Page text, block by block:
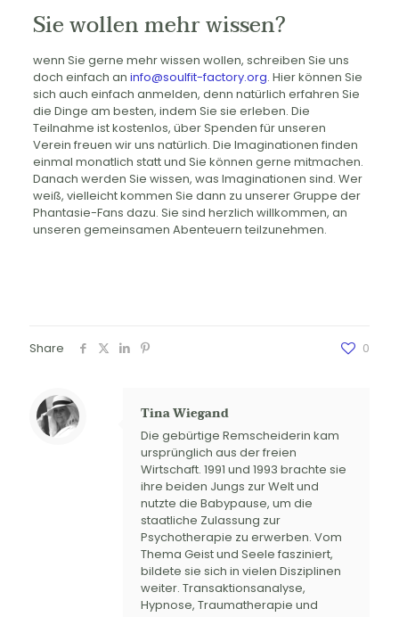
Sie wollen mehr wissen?
wenn Sie gerne mehr wissen wollen, schreiben Sie uns
doch einfach an info@soulfit-factory.org. Hier können Sie
sich auch einfach anmelden, denn natürlich erfahren Sie
die Dinge am besten, indem Sie sie erleben. Die
Teilnahme ist kostenlos, über Spenden für unseren
Verein freuen wir uns natürlich. Die Imaginationen finden
einmal monatlich statt und Sie können gerne mitmachen.
Danach werden Sie wissen, was Imaginationen sind. Wer
weiß, vielleicht kommen Sie dann zu unserer Gruppe der
Phantasie-Fans dazu. Sie sind herzlich willkommen, an
unseren gemeinsamen Abenteuern teilzunehmen.
Share 0
Tina Wiegand
Die gebürtige Remscheiderin kam
ursprünglich aus der freien
Wirtschaft. 1991 und 1993 brachte sie
ihre beiden Jungs zur Welt und
nutzte die Babypause, um die
staatliche Zulassung zur
Psychotherapie zu erwerben. Vom
Thema Geist und Seele fasziniert,
bildete sie sich in vielen Disziplinen
weiter. Transaktionsanalyse,
Hypnose, Traumatherapie und